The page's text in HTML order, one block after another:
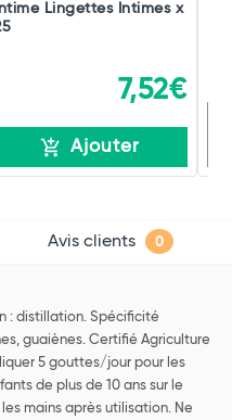
Intime Lingettes Intimes x
7,52€
Ajouter
Avis clients 0
: distillation. Spécificité
guaiènes. Certifié Agriculture
5 gouttes/jour pour les
de plus de 10 ans sur le
mains après utilisation. Ne